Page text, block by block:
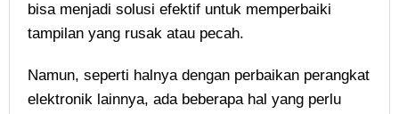
bisa menjadi solusi efektif untuk memperbaiki
tampilan yang rusak atau pecah.
Namun, seperti halnya dengan perbaikan perangkat
elektronik lainnya, ada beberapa hal yang perlu